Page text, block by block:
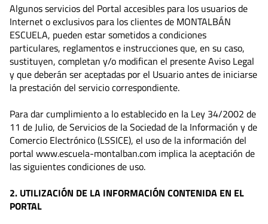
Algunos servicios del Portal accesibles para los usuarios de
Internet o exclusivos para los clientes de MONTALBÁN
ESCUELA, pueden estar sometidos a condiciones
particulares, reglamentos e instrucciones que, en su caso,
sustituyen, completan y/o modifican el presente Aviso Legal
y que deberán ser aceptadas por el Usuario antes de iniciarse
la prestación del servicio correspondiente.
Para dar cumplimiento a lo establecido en la Ley 34/2002 de
11 de Julio, de Servicios de la Sociedad de la Información y de
Comercio Electrónico (LSSICE), el uso de la información del
portal www.escuela-montalban.com implica la aceptación de
las siguientes condiciones de uso.
2. UTILIZACIÓN DE LA INFORMACIÓN CONTENIDA EN EL
PORTAL